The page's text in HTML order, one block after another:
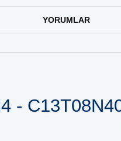
YORUMLAR
-